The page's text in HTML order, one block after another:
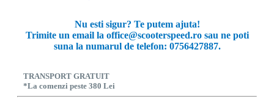
Nu esti sigur? Te putem ajuta!
Trimite un email la office@scooterspeed.ro sau ne poti
suna la numarul de telefon: 0756427887.
TRANSPORT GRATUIT
*La comenzi peste 380 Lei